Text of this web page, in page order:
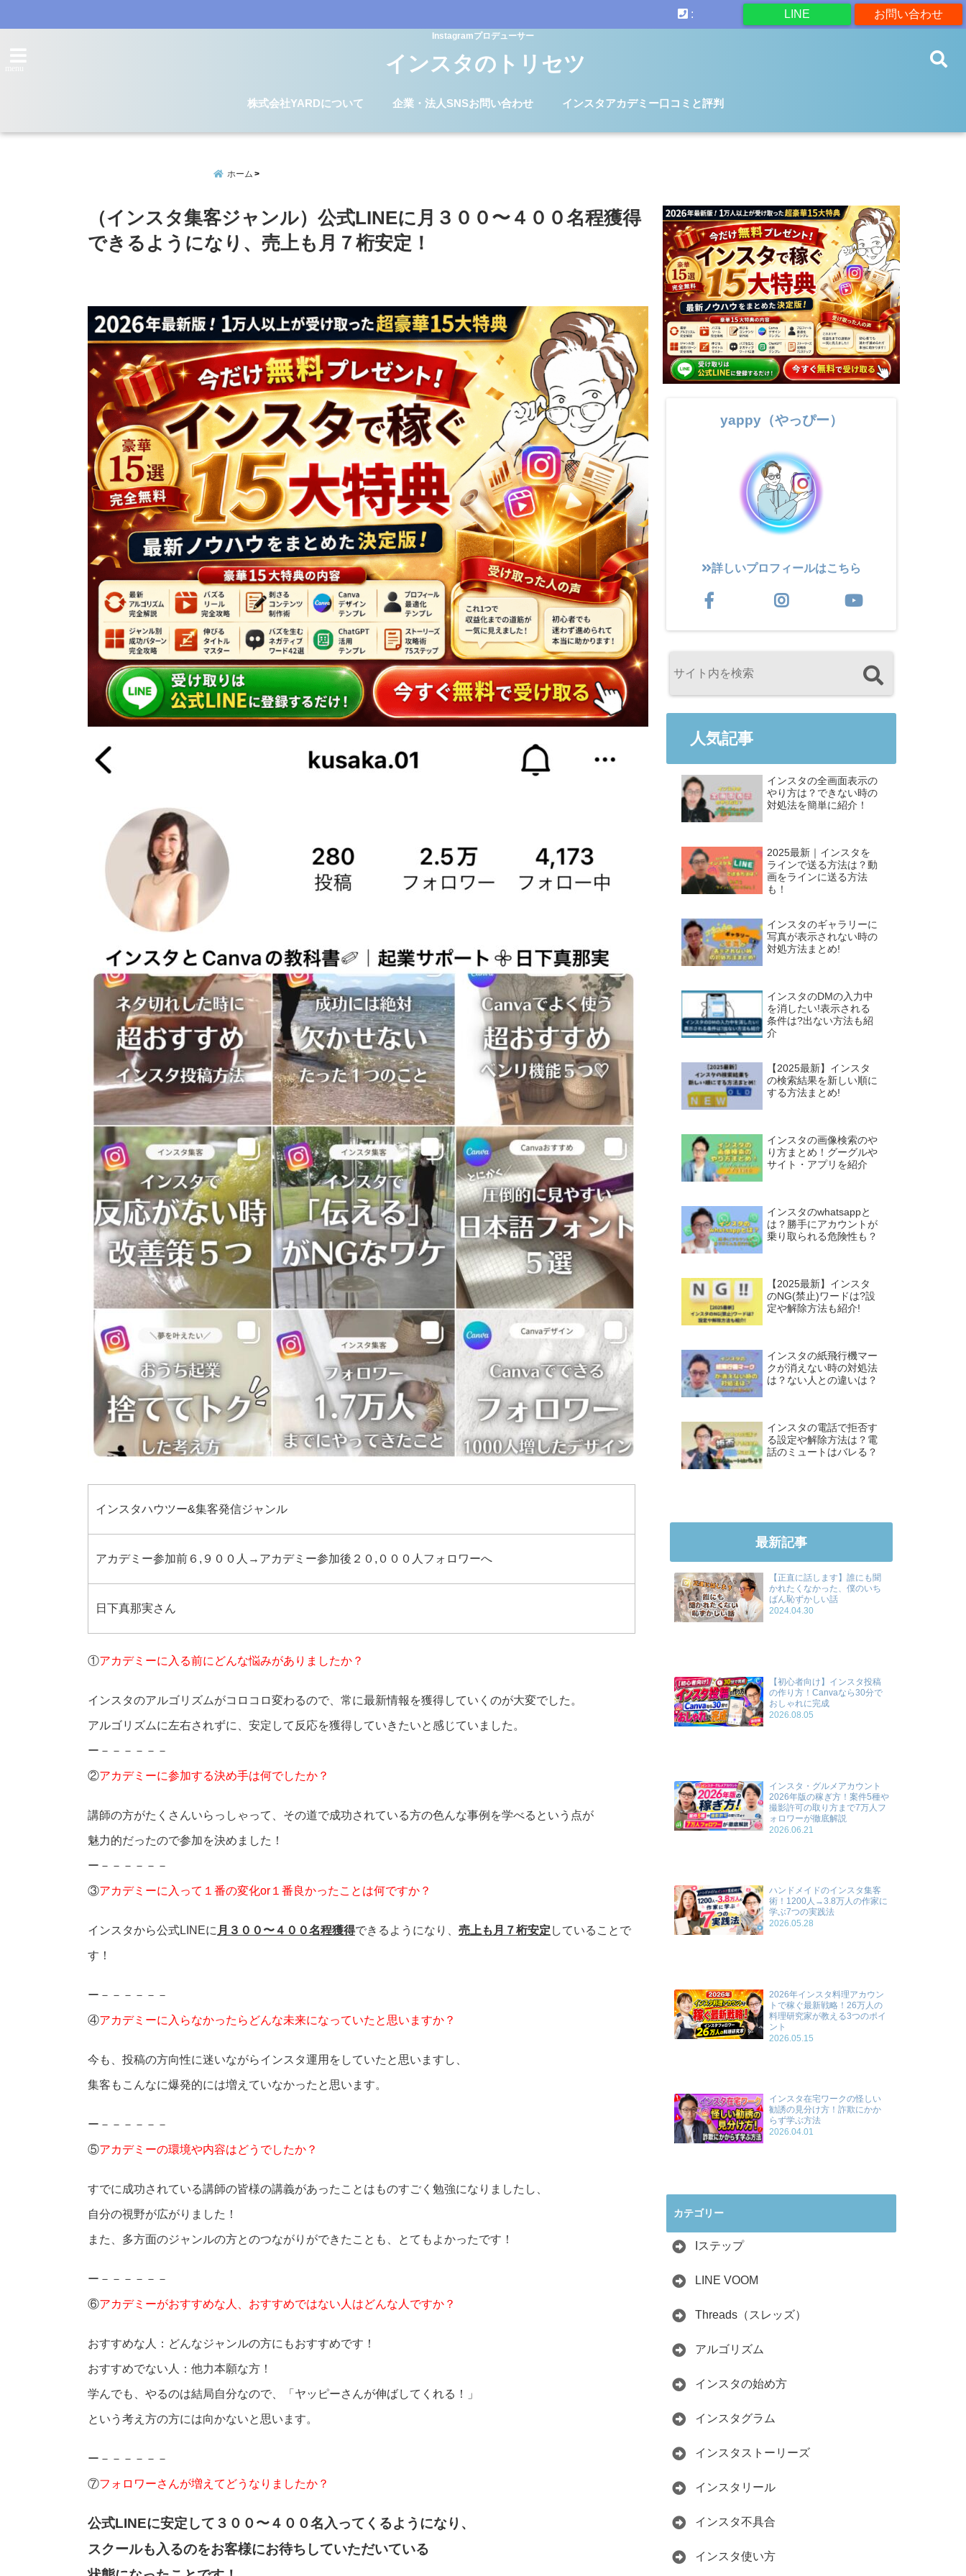
お問い合わせ
LINE
:
Instagramプロデューサー
インスタのトリセツ
株式会社YARDについて 企業・法人SNSお問い合わせ インスタアカデミー口コミと評判
ホーム
（インスタ集客ジャンル）公式LINEに月３００〜４００名程獲得
できるようになり、売上も月７桁安定！
インスタハウツー&集客発信ジャンル
アカデミー参加前６,９００人→アカデミー参加後２０,０００人フォロワーへ
日下真那実さん
①アカデミーに入る前にどんな悩みがありましたか？
インスタのアルゴリズムがコロコロ変わるので、常に最新情報を獲得していくのが大変でした。
アルゴリズムに左右されずに、安定して反応を獲得していきたいと感じていました。
ー－－－－－－
②アカデミーに参加する決め手は何でしたか？
講師の方がたくさんいらっしゃって、その道で成功されている方の色んな事例を学べるという点が
魅力的だったので参加を決めました！
ー－－－－－－
③アカデミーに入って１番の変化or１番良かったことは何ですか？
インスタから公式LINEに 月３００〜４００名程獲得できるようになり、 売 上も月７桁安定 していることで
す！
ー－－－－－－
④アカデミーに入らなかったらどんな未来になっていたと思いますか？
今も、投稿の方向性に迷いながらインスタ運用をしていたと思いますし、
集客もこんなに爆発的には増えていなかったと思います。
ー－－－－－－
⑤アカデミーの環境や内容はどうでしたか？
すでに成功されている講師の皆様の講義があったことはものすごく勉強になりましたし、
自分の視野が広がりました！
また、多方面のジャンルの方とのつながりができたことも、とてもよかったです！
ー－－－－－－
⑥アカデミーがおすすめな人、おすすめではない人はどんな人ですか？
おすすめな人：どんなジャンルの方にもおすすめです！
おすすめでない人：他力本願な方！
学んでも、やるのは結局自分なので、「ヤッピーさんが伸ばしてくれる！」
という考え方の方には向かないと思います。
ー－－－－－－
⑦フォロワーさんが増えてどうなりましたか？
公式LINEに安定して３００〜４００名入ってくるようになり、
スクールも入るのをお客様にお待ちしていただいている
yappy（やっぴー）
詳しいプロフィールはこちら
人気記事
インスタの全画面表示の
やり方は？できない時の
対処法を簡単に紹介！
2025最新｜インスタを
ラインで送る方法は？動
画をラインに送る方法
も！
インスタのギャラリーに
写真が表示されない時の
対処方法まとめ!
インスタのDMの入力中
を消したい!表示される
条件は?出ない方法も紹
介
【2025最新】インスタ
の検索結果を新しい順に
する方法まとめ!
インスタの画像検索のや
り方まとめ！グーグルや
サイト・アプリを紹介
インスタのwhatsappと
は？勝手にアカウントが
乗り取られる危険性も？
【2025最新】インスタ
のNG(禁止)ワードは?設
定や解除方法も紹介!
インスタの紙飛行機マー
クが消えない時の対処法
は？ない人との違いは？
インスタの電話で拒否す
る設定や解除方法は？電
話のミュートはバレる？
最新記事
【正直に話します】誰にも聞
かれたくなかった、僕のいち
ばん恥ずかしい話
2024.04.30
【初心者向け】インスタ投稿
の作り方！Canvaなら30分で
おしゃれに完成
2026.08.05
インスタ・グルメアカウント
2026年版の稼ぎ方！案件5種や
撮影許可の取り方まで7万人フ
ォロワーが徹底解説
2026.06.21
ハンドメイドのインスタ集客
術！1200人→3.8万人の作家に
学ぶ7つの実践法
2026.05.28
2026年インスタ料理アカウン
トで稼ぐ最新戦略！26万人の
料理研究家が教える3つのポイ
ント
2026.05.15
インスタ在宅ワークの怪しい
勧誘の見分け方！詐欺にかか
らず学ぶ方法
2026.04.01
カテゴリー
Iステップ
LINE VOOM
Threads（スレッズ）
アルゴリズム
インスタの始め方
インスタグラム
インスタストーリーズ
インスタリール
インスタ不具合
インスタ使い方